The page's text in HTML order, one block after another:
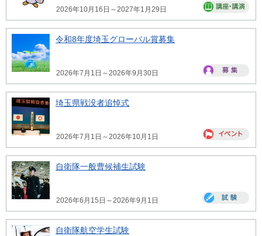
2026年10月16日～2027年1月29日
令和8年度埼玉グローバル賞募集
2026年7月1日～2026年9月30日
埼玉県戦没者追悼式
2026年7月1日～2026年10月1日
自衛隊一般曹候補生試験
2026年6月15日～2026年9月1日
自衛隊航空学生試験